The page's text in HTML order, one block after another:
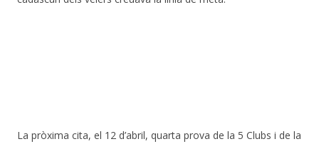
La pròxima cita, el 12 d’abril, quarta prova de la 5 Clubs i de la